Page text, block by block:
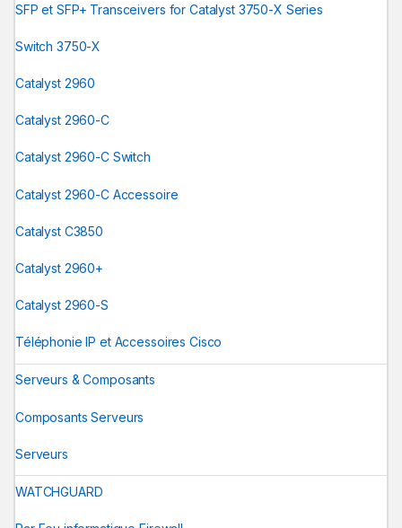
SFP et SFP+ Transceivers for Catalyst 3750-X Series
Switch 3750-X
Catalyst 2960
Catalyst 2960-C
Catalyst 2960-C Switch
Catalyst 2960-C Accessoire
Catalyst C3850
Catalyst 2960+
Catalyst 2960-S
Téléphonie IP et Accessoires Cisco
Serveurs & Composants
Composants Serveurs
Serveurs
WATCHGUARD